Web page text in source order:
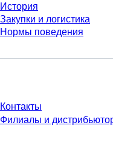
История
Закупки и логистика
Нормы поведения
Контакты
Филиалы и